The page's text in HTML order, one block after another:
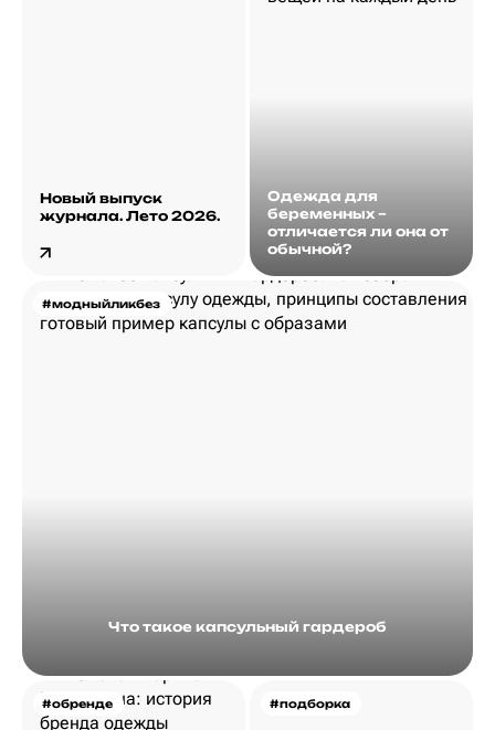
Новый выпуск
журнала. Лето 2026.
Одежда для
беременных –
отличается ли она от
обычной?
#модныйликбез
Что такое капсульный гардероб
#обренде #подборка